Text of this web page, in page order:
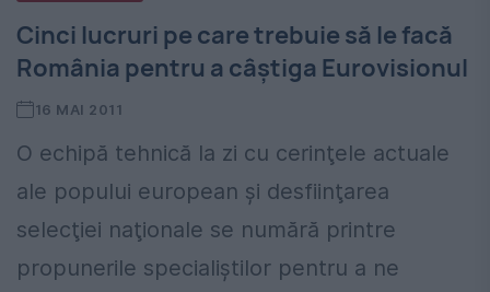
Cinci lucruri pe care trebuie să le facă
România pentru a câştiga Eurovisionul
16 MAI 2011
O echipă tehnică la zi cu cerinţele actuale
ale popului european şi desfiinţarea
selecţiei naţionale se numără printre
propunerile specialiştilor pentru a ne